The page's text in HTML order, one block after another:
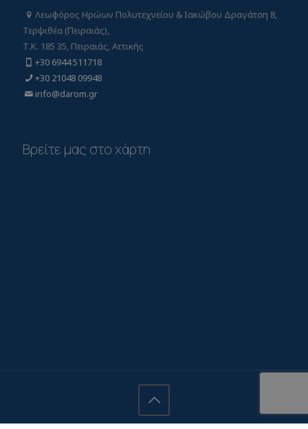
Λεωφόρος Ηρώων Πολυτεχνείου & Ιακώβου Δραγάτση 8,
Τερψιθέα (Πειραιάς),
Τ.Κ. 185 35, Πειραιάς, Αττικής
+30 6944 511718
+30 21048 09948
info@darom.gr
Βρείτε μας στο χάρτη